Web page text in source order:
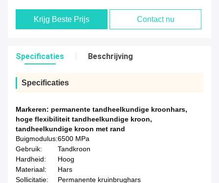
Krijg Beste Prijs Contact nu
Specificaties Beschrijving
Specificaties
Markeren: permanente tandheelkundige kroonhars,
hoge flexibiliteit tandheelkundige kroon,
tandheelkundige kroon met rand
Buigmodulus:6500 MPa
Gebruik:
Tandkroon
Hardheid:
Hoog
Materiaal:
Hars
Sollicitatie:
Permanente kruinbrughars